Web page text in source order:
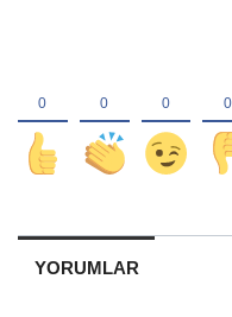
YORUMLAR